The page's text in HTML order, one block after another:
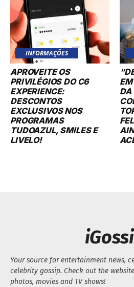
INFORMAÇÕES
APROVEITE OS
PRIVILÉGIOS DO C6
EXPERIENCE:
DESCONTOS
EXCLUSIVOS NOS
PROGRAMAS
TUDOAZUL, SMILES E
LIVELO!
DA
Your source for entertainment news,
celebrity gossip. Check out the
photos, movies and TV shows!